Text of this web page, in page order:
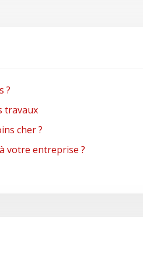
?
travaux
cher ?
votre entreprise ?